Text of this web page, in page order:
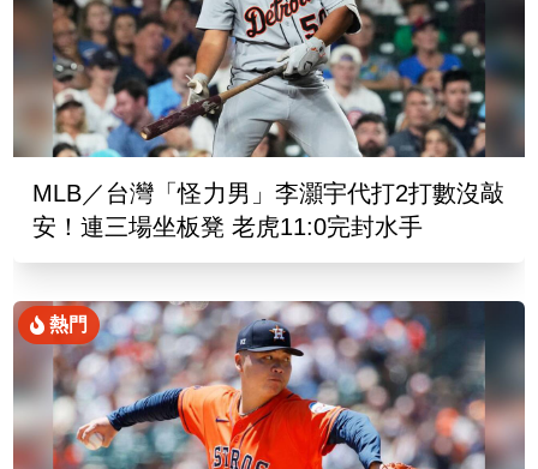
MLB／台灣「怪力男」李灝宇代打2打數沒敲
安！連三場坐板凳 老虎11:0完封水手
熱門